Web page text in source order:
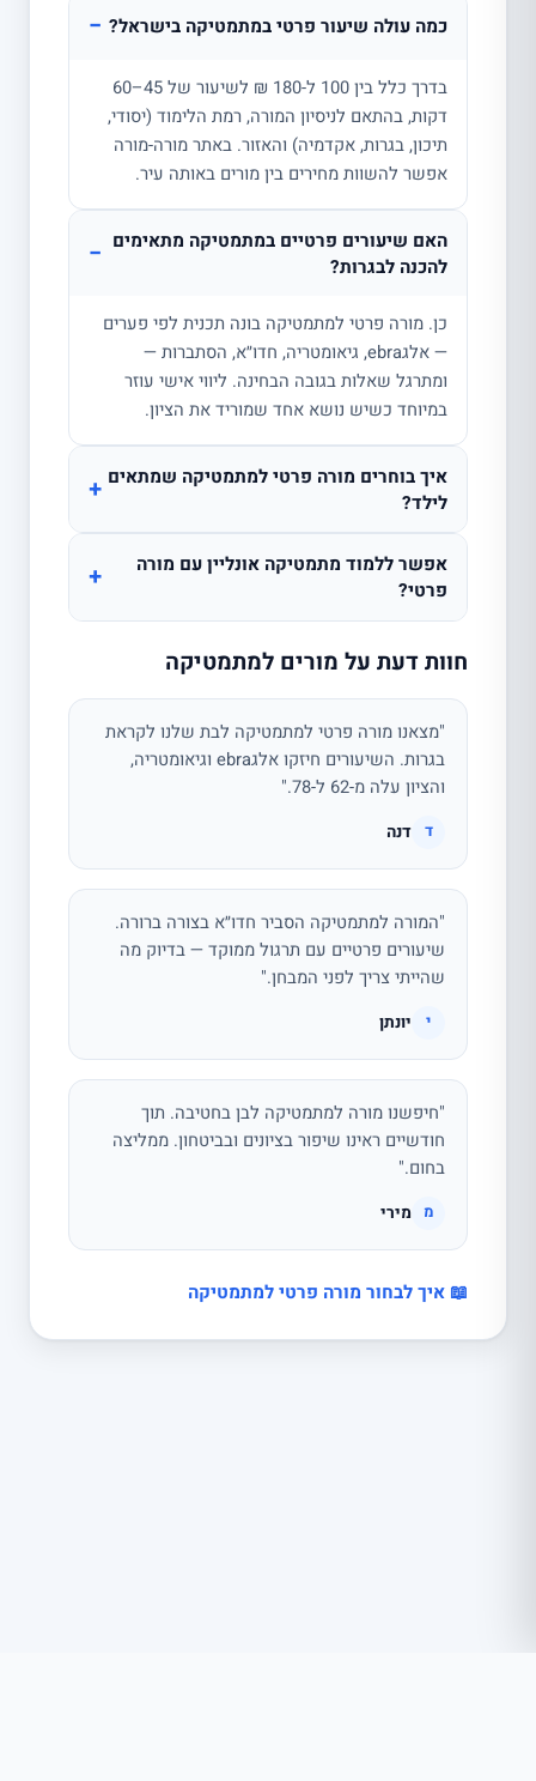
כמה עולה שיעור פרטי במתמטיקה בישראל? −
בדרך כלל בין 100 ל-180 ₪ לשיעור של 45–60
דקות, בהתאם לניסיון המורה, רמת הלימוד (יסודי,
תיכון, בגרות, אקדמיה) והאזור. באתר מורה-מורה
אפשר להשוות מחירים בין מורים באותה עיר.
האם שיעורים פרטיים במתמטיקה מתאימים
להכנה לבגרות?
−
כן. מורה פרטי למתמטיקה בונה תכנית לפי פערים
— אלגebra, גיאומטריה, חדו״א, הסתברות —
ומתרגל שאלות בגובה הבחינה. ליווי אישי עוזר
במיוחד כשיש נושא אחד שמוריד את הציון.
איך בוחרים מורה פרטי למתמטיקה שמתאים
לילד?
+
אפשר ללמוד מתמטיקה אונליין עם מורה
פרטי?
+
חוות דעת על מורים למתמטיקה
"מצאנו מורה פרטי למתמטיקה לבת שלנו לקראת
בגרות. השיעורים חיזקו אלגebra וגיאומטריה,
והציון עלה מ-62 ל-78."
ד דנה
"המורה למתמטיקה הסביר חדו״א בצורה ברורה.
שיעורים פרטיים עם תרגול ממוקד — בדיוק מה
שהייתי צריך לפני המבחן."
י יונתן
"חיפשנו מורה למתמטיקה לבן בחטיבה. תוך
חודשיים ראינו שיפור בציונים ובביטחון. ממליצה
בחום."
מ מירי
📖 איך לבחור מורה פרטי למתמטיקה